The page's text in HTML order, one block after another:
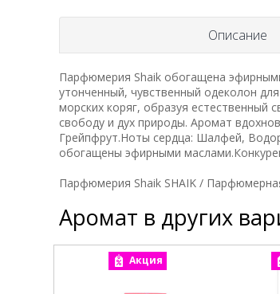
Описание
Парфюмерия Shaik обогащена
утонченный, чувственный одеколон
морских коряг, образуя
свободу и дух природы. Аромат
Грейпфрут.Ноты сердца: Шалфей,
обогащены эфирными
Парфюмерия Shaik SHAIK /
Аромат в других
Акция